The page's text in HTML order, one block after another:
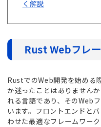
く解説
Rust Webフレ
RustでのWeb開発を始める
か迷ったことはありません
れる言語であり、そのWeb
います。フロントエンドと
わせた最適なフレームワー